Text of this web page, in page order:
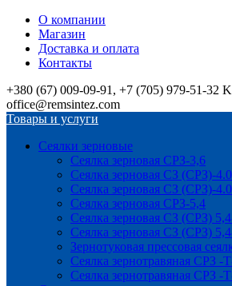
О компании
Магазин
Доставка и оплата
Контакты
+380 (67) 009-09-91, +7 (705) 979-51-32
office@remsintez.com
Товары и услуги
Сеялки зерновые
Сеялка зерновая СРЗ-3,6
Сеялка зерновая СЗ (СРЗ)-
Сеялка зерновая СЗ (СРЗ)-
Сеялка зерновая СРЗ-5,4
Сеялка зерновая СЗ (СРЗ)
Сеялка зерновая СЗ (СРЗ)
Зернотуковая прессовая
Сеялка зернотравяная СРЗ -
Сеялка зернотравяная СРЗ -